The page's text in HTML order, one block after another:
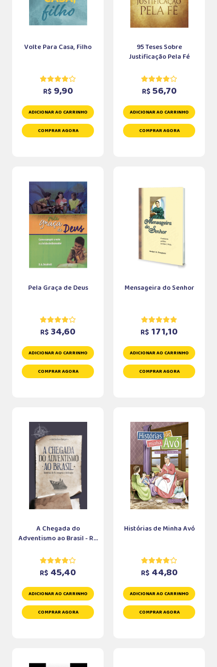
Volte Para Casa, Filho
R$ 9,90
ADICIONAR AO CARRINHO
COMPRAR AGORA
95 Teses Sobre
Justificação Pela Fé
R$ 56,70
ADICIONAR AO CARRINHO
COMPRAR AGORA
Pela Graça de Deus
R$ 34,60
ADICIONAR AO CARRINHO
COMPRAR AGORA
Mensageira do Senhor
R$ 171,10
ADICIONAR AO CARRINHO
COMPRAR AGORA
A Chegada do
Adventismo ao Brasil - R...
R$ 45,40
ADICIONAR AO CARRINHO
COMPRAR AGORA
Histórias de Minha Avó
R$ 44,80
ADICIONAR AO CARRINHO
COMPRAR AGORA